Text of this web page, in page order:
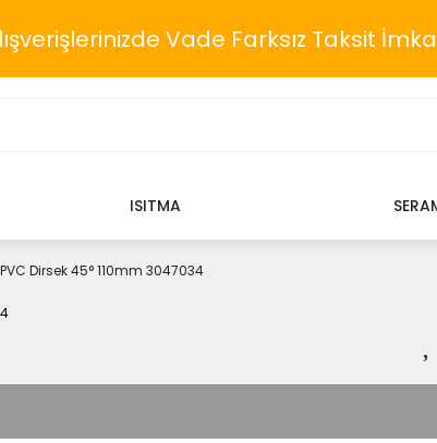
Vade Farksız Taksit
ISITMA
Dirsek 45° 110mm 3047034